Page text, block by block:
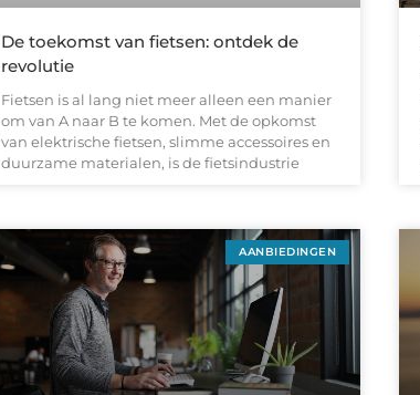
De toekomst van fietsen: ontdek de
revolutie
Fietsen is al lang niet meer alleen een manier
om van A naar B te komen. Met de opkomst
van elektrische fietsen, slimme accessoires en
duurzame materialen, is de fietsindustrie
AANBIEDINGEN